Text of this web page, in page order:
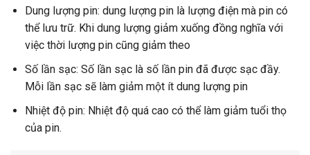
Dung lượng pin: dung lượng pin là lượng điện mà pin có
thể lưu trữ. Khi dung lượng giảm xuống đồng nghĩa với
việc thời lượng pin cũng giảm theo
Số lần sạc: Số lần sạc là số lần pin đã được sạc đầy.
Mỗi lần sạc sẽ làm giảm một ít dung lượng pin
Nhiệt độ pin: Nhiệt độ quá cao có thể làm giảm tuổi thọ
của pin.